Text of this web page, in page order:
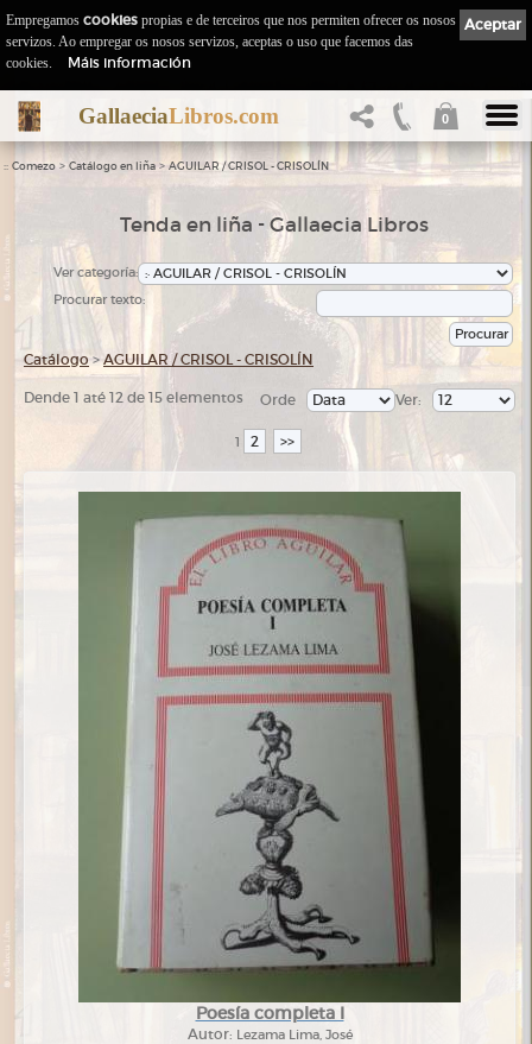
GallaeciaLibros.com 0
:: Comezo > Catálogo en liña > AGUILAR / CRISOL - CRISOLÍN
Tenda en liña - Gallaecia Libros
Ver categoría:
Procurar texto:
Catálogo >AGUILAR / CRISOL - CRISOLÍN
Dende 1 até 12 de 15 elementos Ver:
Orde
1 2 >>
Poesía completa I
Autor: Lezama Lima, José
Aceptar
Empregamos cookies propias e de terceiros que nos permiten ofrecer os nosos
servizos. Ao empregar os nosos servizos, aceptas o uso que facemos das
cookies.
Máis información